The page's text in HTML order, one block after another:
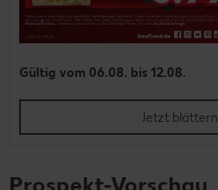
Gültig vom 06.08. bis 12.08.
Jetzt blättern
Prospekt-Vorschau